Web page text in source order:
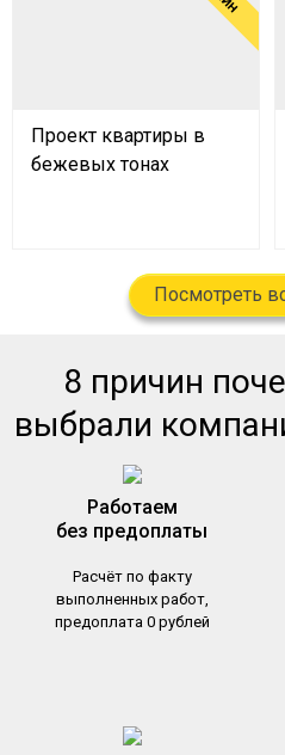
Проект квартиры в
бежевых тонах
Посмотреть
8 причин
выбрали
Работаем
без предоплаты
Расчёт по факту
выполненных работ,
предоплата 0 рублей